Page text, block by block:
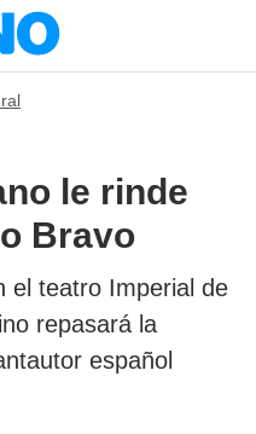
le rinde
Bravo
el teatro Imperial de
repasará la
español